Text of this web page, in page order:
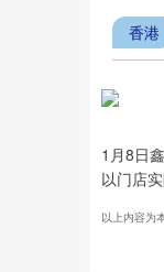
香港
1月8日
以门店
以上内容为